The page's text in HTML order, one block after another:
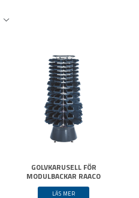
GOLVKARUSELL FÖR
MODULBACKAR RAACO
LÄS MER